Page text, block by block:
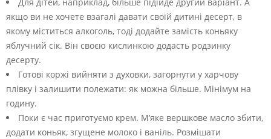
якщо ви не хочете взагалі давати своїй дитині десерт, в
якому міститься алкоголь, тоді додайте замість коньяку
яблучний сік. Він своєю кислинкою додасть родзинку
десерту.
Готові коржі вийняти з духовки, загорнути у харчову
плівку і залишити полежати: як можна більше. Мінімум на
годину.
Поки є час приготуємо крем. М’яке вершкове масло збити,
додати коньяк, згущене молоко і ваніль. Розмішати